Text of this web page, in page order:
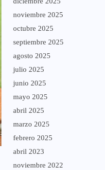
noviembre 2025
octubre 2025
septiembre 2025
agosto 2025
julio 2025
junio 2025
mayo 2025
abril 2025
marzo 2025
febrero 2025
abril 2023
noviembre 2022